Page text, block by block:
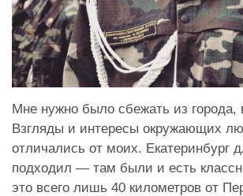
Мне нужно было сбежать из города,
Взгляды и интересы окружающих
отличались от моих. Екатеринбург
подходил — там были и есть
это всего лишь 40 километров от